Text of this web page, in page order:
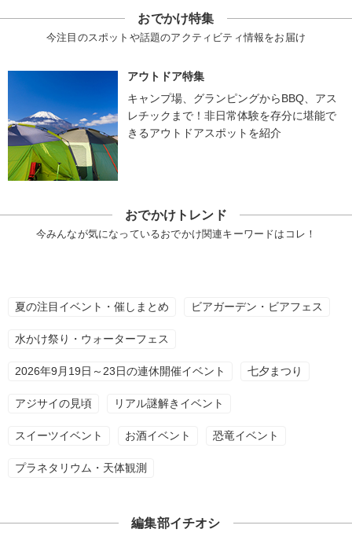
おでかけ特集
今注目のスポットや話題のアクティビティ情報をお届け
アウトドア特集
キャンプ場、グランピングからBBQ、アス
レチックまで！非日常体験を存分に堪能で
きるアウトドアスポットを紹介
おでかけトレンド
今みんなが気になっているおでかけ関連キーワードはコレ！
夏の注目イベント・催しまとめ ビアガーデン・ビアフェス
水かけ祭り・ウォーターフェス
2026年9月19日～23日の連休開催イベント 七夕まつり
アジサイの見頃 リアル謎解きイベント
スイーツイベント お酒イベント 恐竜イベント
プラネタリウム・天体観測
編集部イチオシ